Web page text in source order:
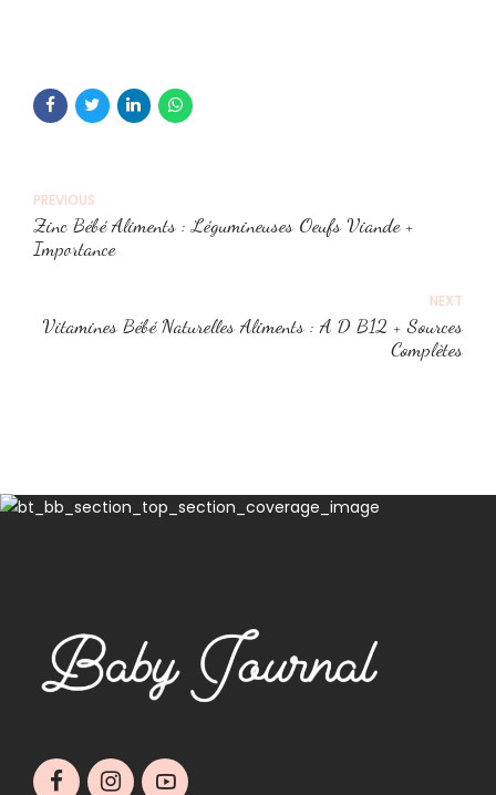
PREVIOUS
Zinc Bébé Aliments : Légumineuses Oeufs Viande +
Importance
NEXT
Vitamines Bébé Naturelles Aliments : A D B12 + Sources
Complètes